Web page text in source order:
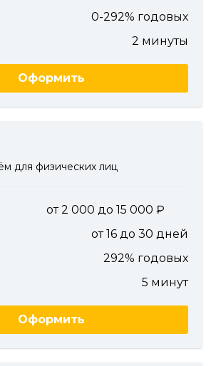
0-292% годовых
2 минуты
Оформить
для физических лиц
от 2 000 до 15 000
от 16 до 30 дней
292% годовых
5 минут
Оформить